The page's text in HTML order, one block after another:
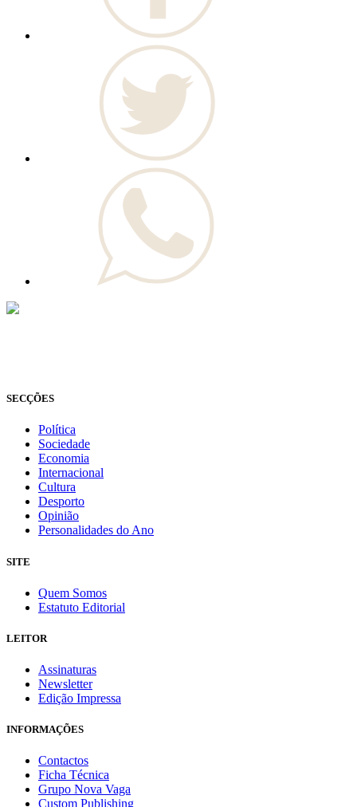
SECÇÕES
Política
Sociedade
Economia
Internacional
Cultura
Desporto
Opinião
Personalidades do Ano
SITE
Quem Somos
Estatuto Editorial
LEITOR
Assinaturas
Newsletter
Edição Impressa
INFORMAÇÕES
Contactos
Ficha Técnica
Grupo Nova Vaga
Custom Publishing